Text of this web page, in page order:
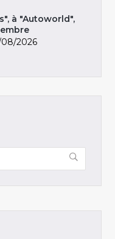
à "Autoworld",
2026